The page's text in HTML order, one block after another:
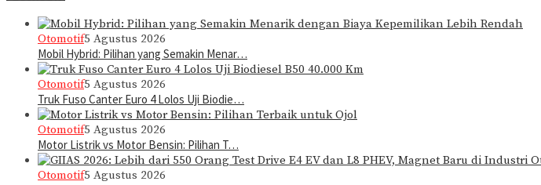
Otomotif5 Agustus 2026
Mobil Hybrid: Pilihan yang Semakin Menar…
Otomotif5 Agustus 2026
Truk Fuso Canter Euro 4 Lolos Uji Biodie…
Otomotif5 Agustus 2026
Motor Listrik vs Motor Bensin: Pilihan T…
Otomotif5 Agustus 2026